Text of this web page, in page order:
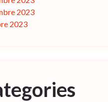
2023
2023